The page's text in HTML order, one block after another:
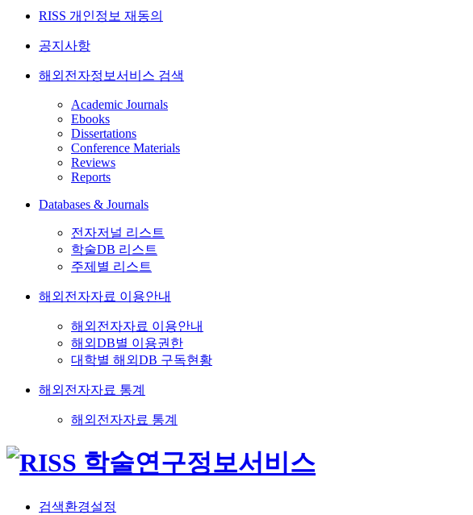
RISS 개인정보 재동의
공지사항
해외전자정보서비스 검색
Academic Journals
Ebooks
Dissertations
Conference Materials
Reviews
Reports
Databases & Journals
전자저널 리스트
학술DB 리스트
주제별 리스트
해외전자자료 이용안내
해외전자자료 이용안내
해외DB별 이용권한
대학별 해외DB 구독현황
해외전자자료 통계
해외전자자료 통계
검색환경설정